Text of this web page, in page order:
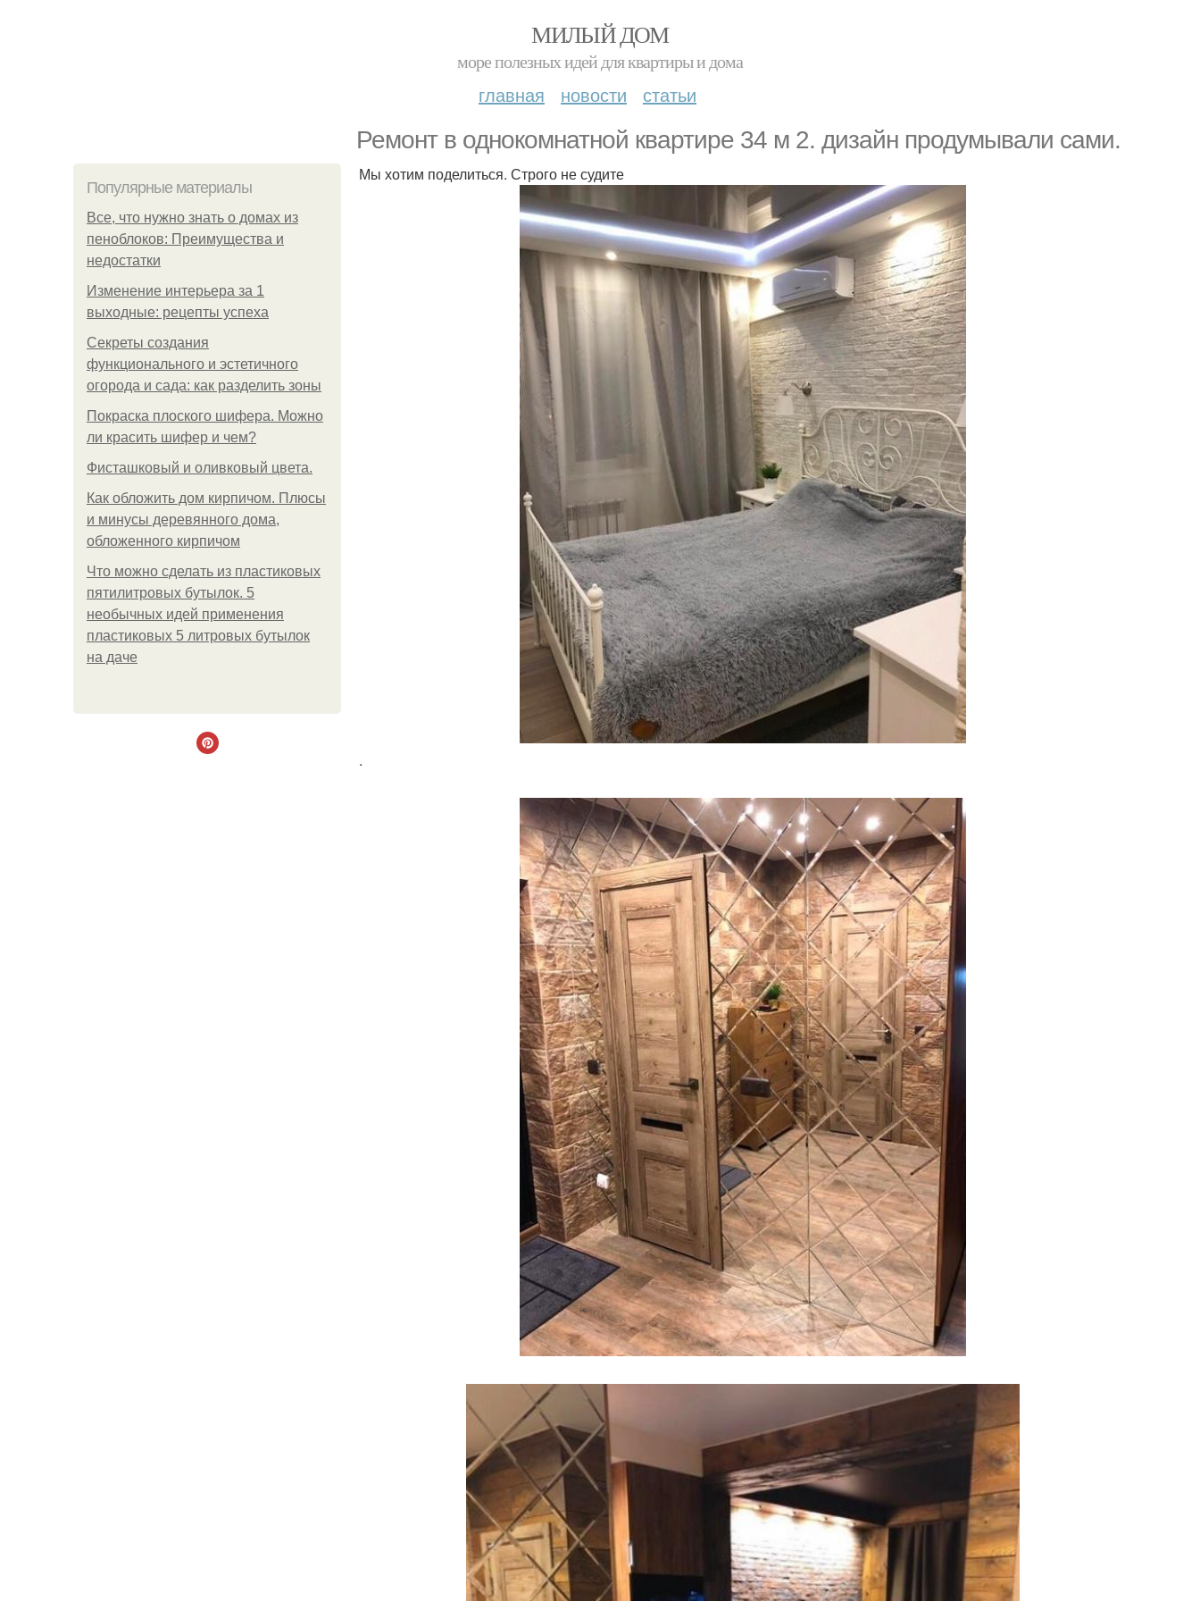
МИЛЫЙ ДОМ
море полезных идей для квартиры и дома
главная новости статьи
Ремонт в однокомнатной квартире 34 м 2. дизайн продумывали сами.
Популярные материалы
Все, что нужно знать о домах из
пеноблоков: Преимущества и
недостатки
Изменение интерьера за 1
выходные: рецепты успеха
Секреты создания
функционального и эстетичного
огорода и сада: как разделить зоны
Покраска плоского шифера. Можно
ли красить шифер и чем?
Фисташковый и оливковый цвета.
Как обложить дом кирпичом. Плюсы
и минусы деревянного дома,
обложенного кирпичом
Что можно сделать из пластиковых
пятилитровых бутылок. 5
необычных идей применения
пластиковых 5 литровых бутылок
на даче
Мы хотим поделиться. Строго не судите
.